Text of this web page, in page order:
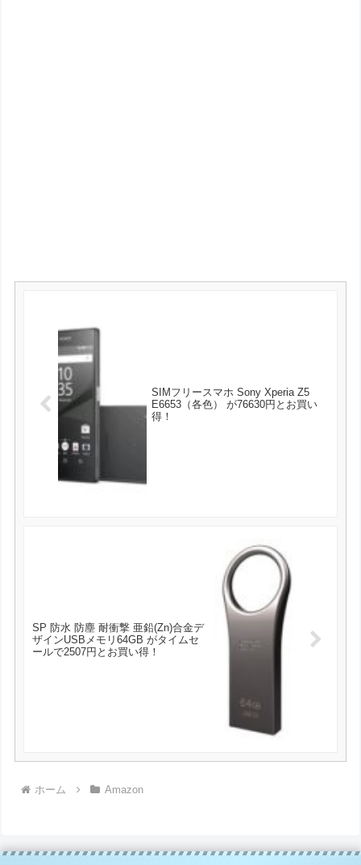
SIMフリースマホ Sony Xperia Z5
E6653（各色） が76630円とお買い
得！
SP 防水 防塵 耐衝撃 亜鉛(Zn)合金デ
ザインUSBメモリ64GB がタイムセ
ールで2507円とお買い得！
ホーム Amazon